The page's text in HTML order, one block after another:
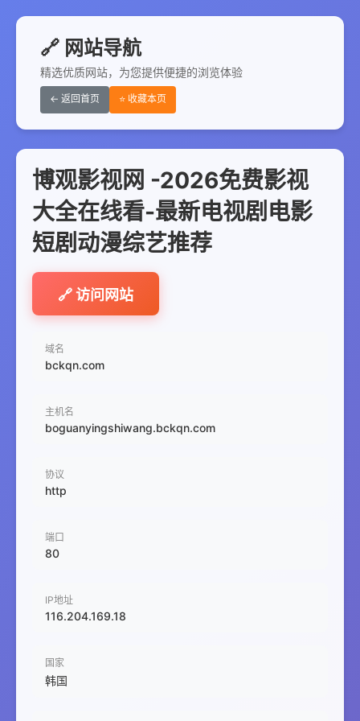
🔗 网站导航
精选优质网站，为您提供便捷的浏览体验
← 返回首页 ⭐ 收藏本页
博观影视网 -2026免费影视
大全在线看-最新电视剧电影
短剧动漫综艺推荐
🔗 访问网站
域名
bckqn.com
主机名
boguanyingshiwang.bckqn.com
协议
http
端口
80
IP地址
116.204.169.18
国家
韩国